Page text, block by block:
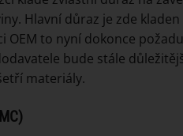
Hlavní důraz je zde
OEM to nyní dokonce
bude stále
materiály.